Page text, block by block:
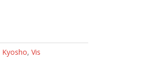
Kyosho, Vis